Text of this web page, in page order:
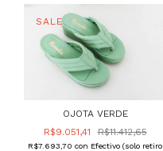
OJOTA VERDE
R$9.051,41
R$11.412,65
R$7.693,70 con Efectivo (solo retiro